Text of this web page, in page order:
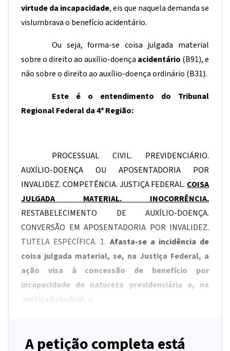
virtude da incapacidade, eis que naquela demanda se
vislumbrava o benefício acidentário.
Ou seja, forma-se coisa julgada material
sobre o direito ao auxílio-doença acidentário (B91), e
não sobre o direito ao auxílio-doença ordinário (B31).
Este é o entendimento do Tribunal
Regional Federal da 4ª Região:
PROCESSUAL CIVIL. PREVIDENCIÁRIO.
AUXÍLIO-DOENÇA OU APOSENTADORIA POR
INVALIDEZ. COMPETÊNCIA. JUSTIÇA FEDERAL. COISA
JULGADA MATERIAL. INOCORRÊNCIA.
RESTABELECIMENTO DE AUXÍLIO-DOENÇA.
CONVERSÃO EM APOSENTADORIA POR INVALIDEZ.
TUTELA ESPECÍFICA. 1. Afasta-se a incidência de
coisa julgada material, se, na Justiça Federal, a
ação visa à concessão de benefício por
incapacidade de natureza previdenciária e, na
Justiça Estadual, o
A petição completa está